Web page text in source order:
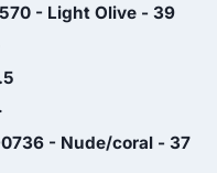
- Light Olive - 39
aktuelle
aktuelle- Nude/coral - 37